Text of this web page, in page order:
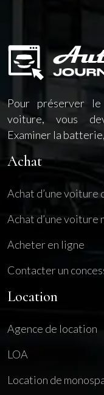
Pour préserver
voiture, vous
Examiner la
Achat
Achat d’une voiture
Achat d’une voiture
Acheter en ligne
Contacter un
Location
Agence de location
LOA
Location de